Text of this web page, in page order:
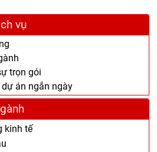
vụ
trọn gói
án ngắn ngày
kinh tế